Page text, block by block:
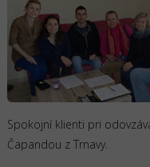
Spokojní klienti pri
Čapandou z Trnavy.